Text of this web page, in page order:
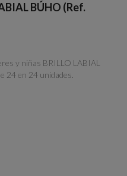
BÚHO (Ref.
y niñas BRILLO LABIAL
24 en 24 unidades.